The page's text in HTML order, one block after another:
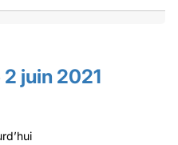
2 juin 2021